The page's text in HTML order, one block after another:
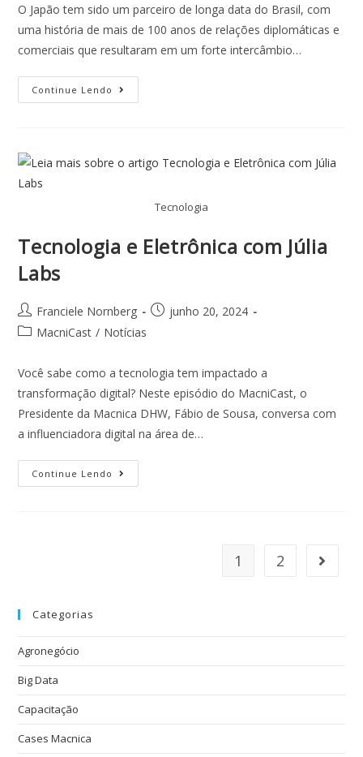
O Japão tem sido um parceiro de longa data do Brasil, com
uma história de mais de 100 anos de relações diplomáticas e
comerciais que resultaram em um forte intercâmbio…
Continue Lendo
Tecnologia
Tecnologia e Eletrônica com Júlia
Labs
Franciele Nornberg
junho 20, 2024
MacniCast / Notícias
Você sabe como a tecnologia tem impactado a
transformação digital? Neste episódio do MacniCast, o
Presidente da Macnica DHW, Fábio de Sousa, conversa com
a influenciadora digital na área de…
Continue Lendo
1 2
Categorias
Agronegócio
Big Data
Capacitação
Cases Macnica